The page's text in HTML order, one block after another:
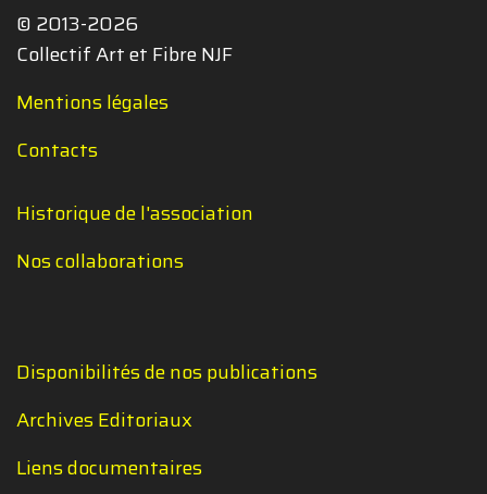
© 2013-2026
Collectif Art et Fibre NJF
Mentions légales
Contacts
Historique de l'association
Nos collaborations
Disponibilités de nos publications
Archives Editoriaux
Liens documentaires